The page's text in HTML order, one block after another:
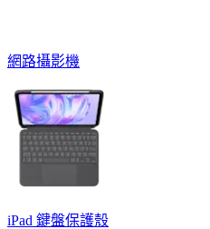
網路攝影機
iPad 鍵盤保護殼